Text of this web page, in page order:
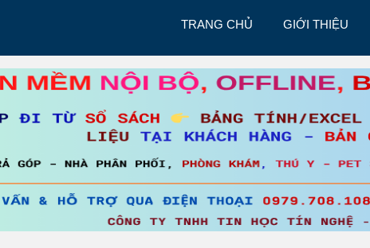
TRANG CHỦ GIỚI THIỆU